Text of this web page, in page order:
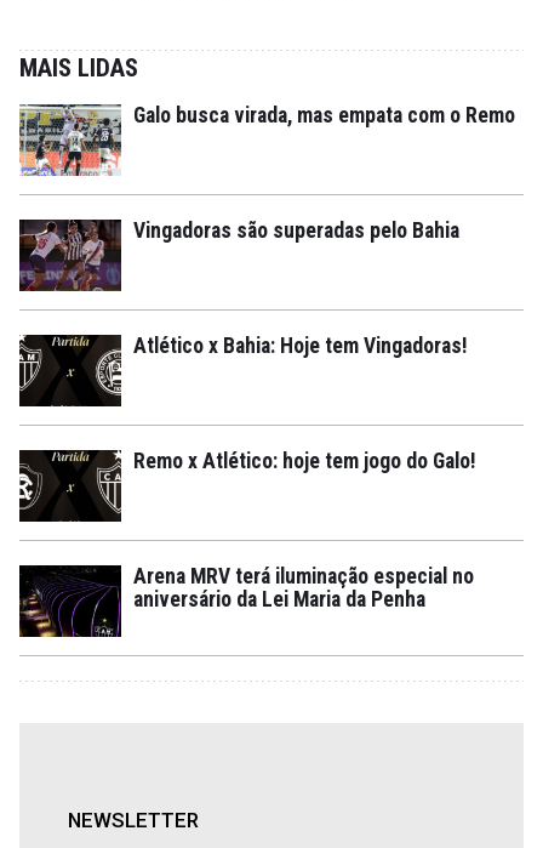
MAIS LIDAS
Galo busca virada, mas empata com o Remo
Vingadoras são superadas pelo Bahia
Atlético x Bahia: Hoje tem Vingadoras!
Remo x Atlético: hoje tem jogo do Galo!
Arena MRV terá iluminação especial no
aniversário da Lei Maria da Penha
NEWSLETTER